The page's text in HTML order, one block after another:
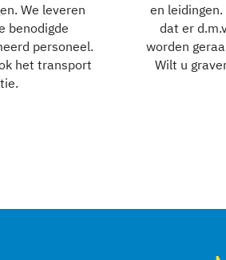
We leveren
benodigde
personeel.
het transport
en
dat er
worden
Wilt u